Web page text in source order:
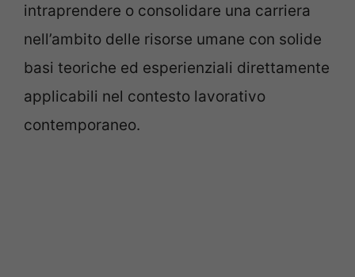
intraprendere o consolidare una carriera
nell’ambito delle risorse umane con solide
basi teoriche ed esperienziali direttamente
applicabili nel contesto lavorativo
contemporaneo.